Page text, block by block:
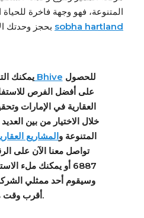
المتنوعة، فهو وجهة فاخرة
بحجز وحدتك sobha hartland
يمكنكموقع Bhive
على أفضل الفرص
العقارية في الإمارات
خلال الاختيار من بين
المتنوعة و المشاريع
6887 أو يمكنك ملء
وسيقوم أحد ممثلي
أقرب وقت ممكن.